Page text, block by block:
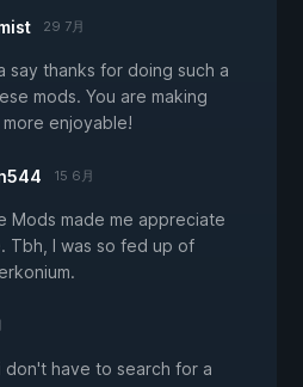
29 7月
say thanks for doing such a
mods. You are making
more enjoyable!
15 6月
Mods made me appreciate
Tbh, I was so fed up of
don't have to search for a